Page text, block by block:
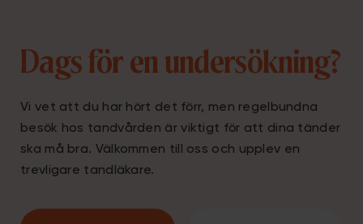
Dags för en undersökning?
Vi vet att du har hört det förr, men regelbundna
besök hos tandvården är viktigt för att dina tänder
ska må bra. Välkommen till oss och upplev en
trevligare tandläkare.